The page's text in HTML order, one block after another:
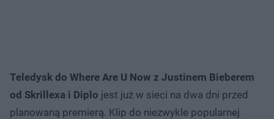
Teledysk do Where Are U Now z Justinem Bieberem
od Skrillexa i Diplo jest już w sieci na dwa dni przed
planowaną premierą. Klip do niezwykle popularnej